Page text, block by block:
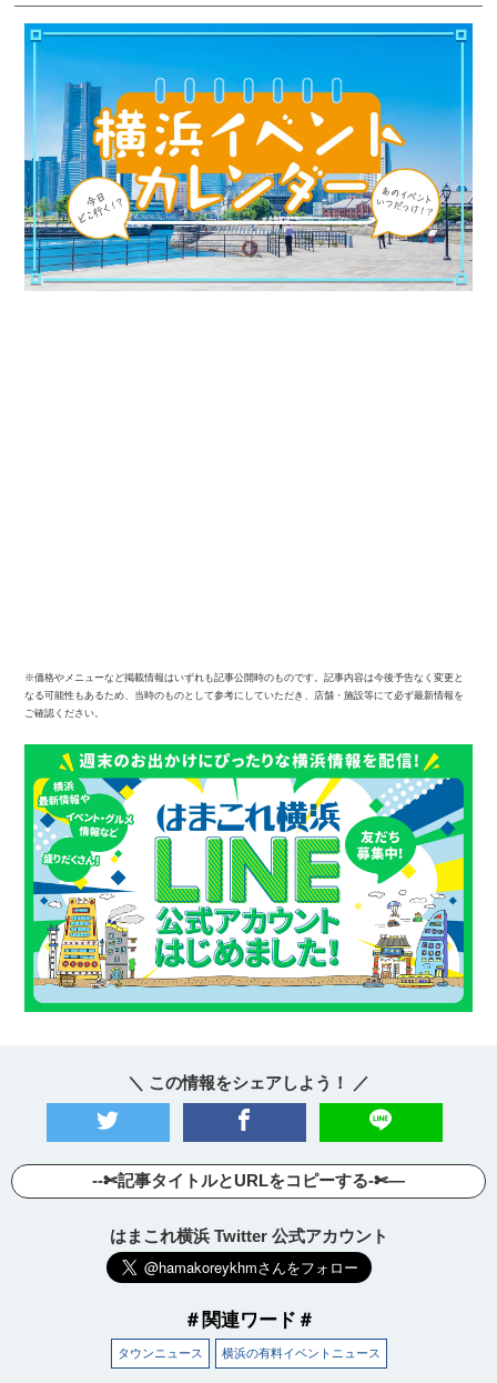
※価格やメニューなど掲載情報はいずれも記事公開時のものです。記事内容は今後予告なく変更と
なる可能性もあるため、当時のものとして参考にしていただき、店舗・施設等にて必ず最新情報を
ご確認ください。
＼ この情報をシェアしよう！ ／
--✄記事タイトルとURLをコピーする-✄—
はまこれ横浜 Twitter 公式アカウント
＃関連ワード＃
タウンニュース 横浜の有料イベントニュース